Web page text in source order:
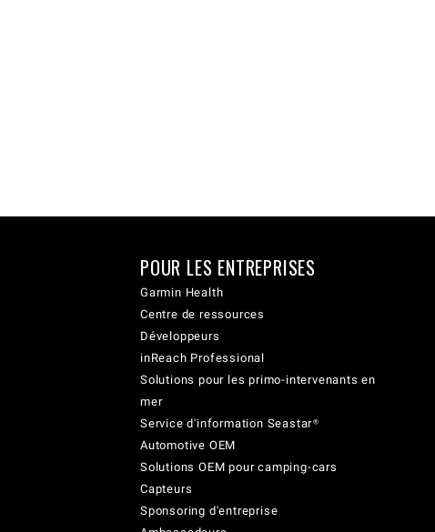
POUR LES ENTREPRISES
Garmin Health
Centre de ressources
Développeurs
inReach Professional
Solutions pour les primo-intervenants en
mer
Service d'information Seastar®
Automotive OEM
Solutions OEM pour camping-cars
Capteurs
Sponsoring d'entreprise